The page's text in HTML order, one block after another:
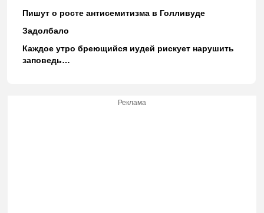
Пишут о росте антисемитизма в Голливуде
Задолбало
Каждое утро бреющийся иудей рискует нарушить
заповедь…
Реклама